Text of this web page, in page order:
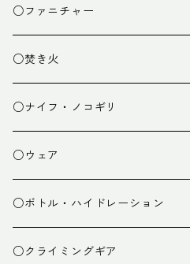
クッキング小物
ペグ・ハンマー・小物
ライト
ランタン
○ファニチャー
テーブル
チェア
○焚き火
焚き火台
焚き火小物
○ナイフ・ノコギリ
○ウェア
ミドルレイヤー
ベースレイヤー
○ボトル・ハイドレーション
○クライミングギア